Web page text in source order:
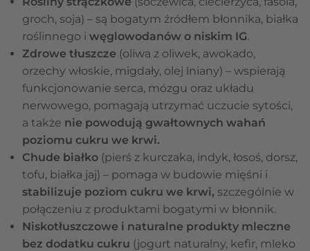
groch, soja) – są bogatym źródłem błonnika, białka
roślinnego i węglowodanów o niskim IG.
Zdrowe tłuszcze (oliwa z oliwek, awokado,
orzechy włoskie, migdały, olej lniany) – wspierają
funkcjonowanie serca, mózgu oraz układu
nerwowego, pomagają utrzymać uczucie sytości,
a także nie powodują gwałtownych wahań
poziomu cukru we krwi.
Chude białko (pierś z kurczaka, indyk, łosoś, dorsz,
tofu, białka jaj) – pomaga w budowie mięśni i
stabilizuje poziom cukru we krwi, szczególnie w
połączeniu z produktami bogatymi w błonnik.
Niskotłuszczowe i naturalne produkty mleczne
bez dodatku cukru (jogurt naturalny, kefir, mleko